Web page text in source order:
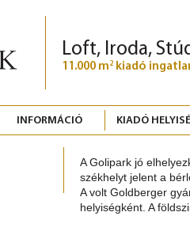
Loft, Iroda,
11.000 m 2 kiadó
INFORMÁCIÓ KIADÓ
A Golipark jó
székhelyt jelent a
A volt Goldberger
helyiségként. A